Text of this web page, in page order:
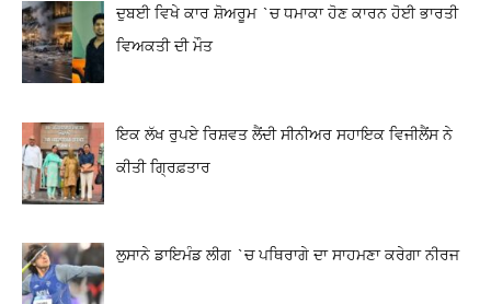
ਦੁਬਈ ਵਿਖੇ ਕਾਰ ਸ਼ੋਅਰੂਮ `ਚ ਧਮਾਕਾ ਹੋਣ ਕਾਰਨ ਹੋਈ ਭਾਰਤੀ
ਵਿਅਕਤੀ ਦੀ ਮੌਤ
ਇਕ ਲੱਖ ਰੁਪਏ ਰਿਸ਼ਵਤ ਲੈਂਦੀ ਸੀਨੀਅਰ ਸਹਾਇਕ ਵਿਜੀਲੈਂਸ ਨੇ
ਕੀਤੀ ਗ੍ਰਿਫ਼ਤਾਰ
ਲੁਸਾਨੇ ਡਾਇਮੰਡ ਲੀਗ `ਚ ਪਥਿਰਾਗੇ ਦਾ ਸਾਹਮਣਾ ਕਰੇਗਾ ਨੀਰਜ